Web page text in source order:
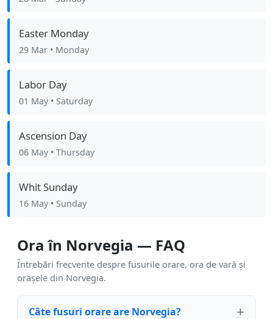
Easter Monday
29 Mar • Monday
Labor Day
01 May • Saturday
Ascension Day
06 May • Thursday
Whit Sunday
16 May • Sunday
Ora în Norvegia — FAQ
Întrebări frecvente despre fusurile orare, ora de vară și
orașele din Norvegia.
Câte fusuri orare are Norvegia?